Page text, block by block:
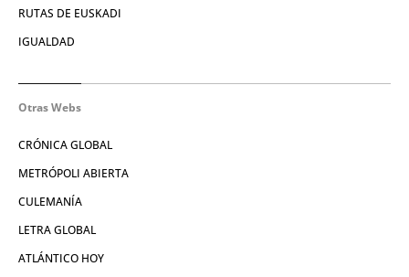
RUTAS DE EUSKADI
IGUALDAD
Otras Webs
CRÓNICA GLOBAL
METRÓPOLI ABIERTA
CULEMANÍA
LETRA GLOBAL
ATLÁNTICO HOY